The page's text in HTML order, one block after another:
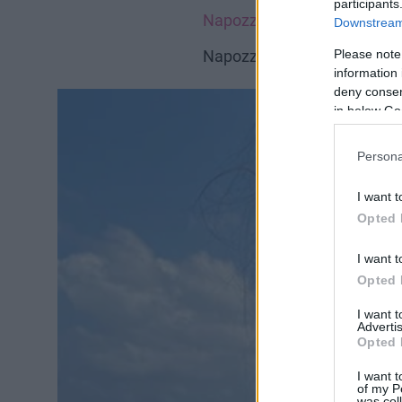
Please
information
deny
in below
I want
Opted
I want
Opted
I want
Opted
I want
of my
Napozz biztonságosan
Napozz biztonságosan